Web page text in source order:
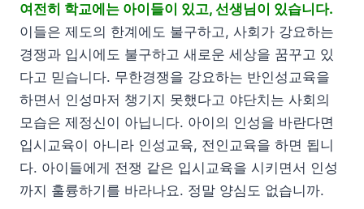
여전히 학교에는 아이들이 있고, 선생님이 있습니다.
이들은 제도의 한계에도 불구하고, 사회가 강요하는
경쟁과 입시에도 불구하고 새로운 세상을 꿈꾸고 있
다고 믿습니다. 무한경쟁을 강요하는 반인성교육을
하면서 인성마저 챙기지 못했다고 야단치는 사회의
모습은 제정신이 아닙니다. 아이의 인성을 바란다면
입시교육이 아니라 인성교육, 전인교육을 하면 됩니
다. 아이들에게 전쟁 같은 입시교육을 시키면서 인성
까지 훌륭하기를 바라나요. 정말 양심도 없습니까.